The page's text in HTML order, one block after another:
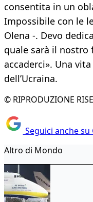
consentita in un
Impossibile con le
Olena -. Devo
quale sarà il nostro
accaderci». Una
dell’Ucraina.
© RIPRODUZIONE
Seguici anche
Altro di Mondo